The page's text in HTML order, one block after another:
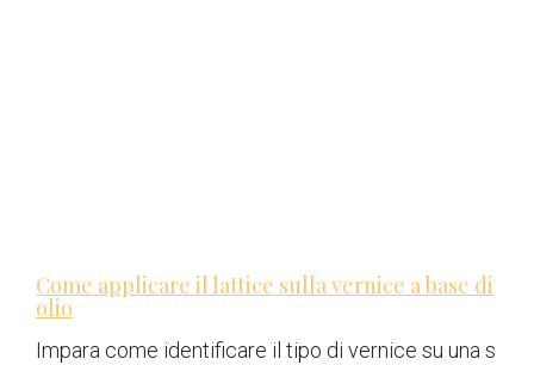
Come applicare il lattice sulla vernice a base di
olio
Impara come identificare il tipo di vernice su una s